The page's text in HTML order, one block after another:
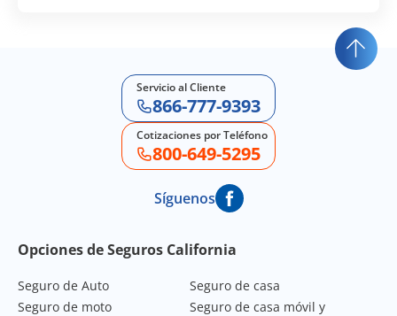
Servicio al Cliente
866-777-9393
Cotizaciones por Teléfono
800-649-5295
Síguenos
Footer Navigation
Opciones de Seguros California
Seguro de Auto
Seguro de moto
Seguro de casa
Seguro de casa móvil y